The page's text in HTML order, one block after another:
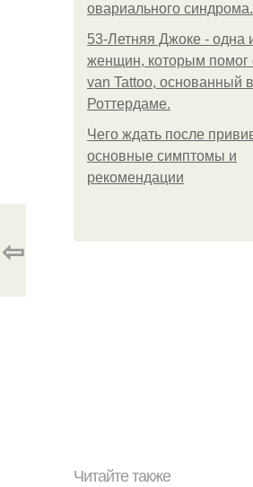
овариального синдрома.
53-Летняя Джоке - одна
женщин, которым
van Tattoo, основанный в
Роттердаме.
Чего ждать после
основные симптомы и
рекомендации
⇦
Читайте также